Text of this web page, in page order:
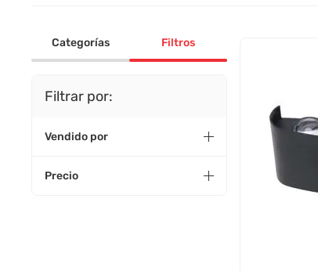
Categorías Filtros
Filtrar por:
Vendido por
Precio